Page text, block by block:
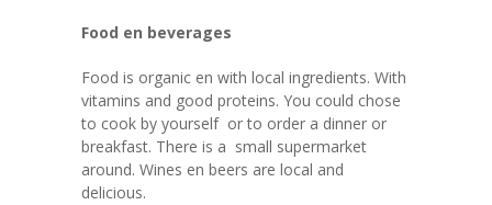
Food en beverages
Food is organic en with local ingredients. With
vitamins and good proteins. You could chose
to cook by yourself or to order a dinner or
breakfast. There is a small supermarket
around. Wines en beers are local and
delicious.